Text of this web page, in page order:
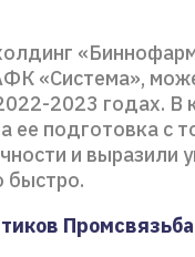
«Система»,
2023 годах.
ее подготовка с
и выразили
быстро.